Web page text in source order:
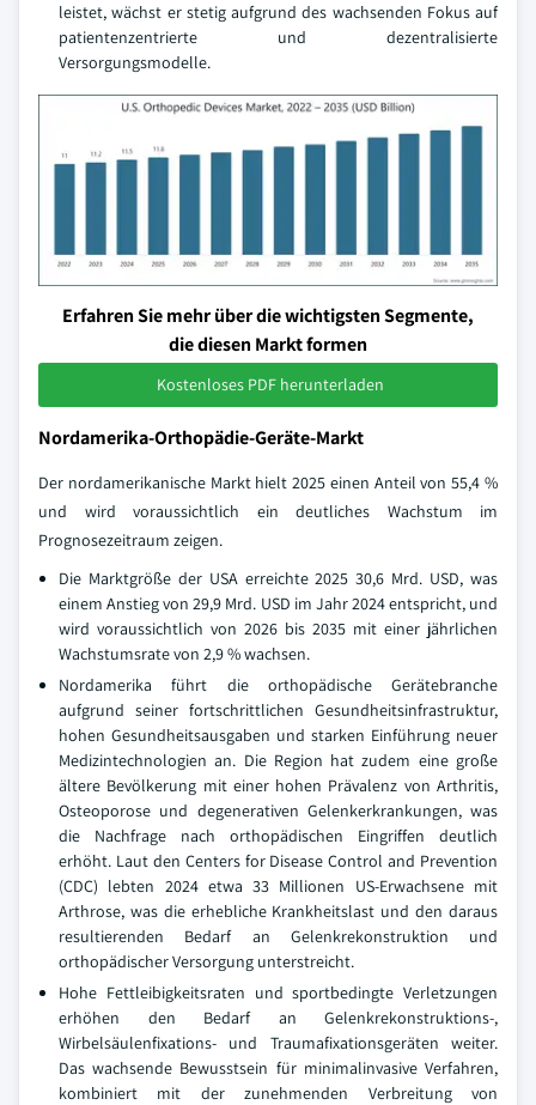
leistet, wächst er stetig aufgrund des wachsenden Fokus auf
patientenzentrierte und dezentralisierte
Versorgungsmodelle.
Erfahren Sie mehr über die wichtigsten Segmente,
die diesen Markt formen
Kostenloses PDF herunterladen
Nordamerika-Orthopädie-Geräte-Markt
Der nordamerikanische Markt hielt 2025 einen Anteil von 55,4 %
und wird voraussichtlich ein deutliches Wachstum im
Prognosezeitraum zeigen.
Die Marktgröße der USA erreichte 2025 30,6 Mrd. USD, was
einem Anstieg von 29,9 Mrd. USD im Jahr 2024 entspricht, und
wird voraussichtlich von 2026 bis 2035 mit einer jährlichen
Wachstumsrate von 2,9 % wachsen.
Nordamerika führt die orthopädische Gerätebranche
aufgrund seiner fortschrittlichen Gesundheitsinfrastruktur,
hohen Gesundheitsausgaben und starken Einführung neuer
Medizintechnologien an. Die Region hat zudem eine große
ältere Bevölkerung mit einer hohen Prävalenz von Arthritis,
Osteoporose und degenerativen Gelenkerkrankungen, was
die Nachfrage nach orthopädischen Eingriffen deutlich
erhöht. Laut den Centers for Disease Control and Prevention
(CDC) lebten 2024 etwa 33 Millionen US-Erwachsene mit
Arthrose, was die erhebliche Krankheitslast und den daraus
resultierenden Bedarf an Gelenkrekonstruktion und
orthopädischer Versorgung unterstreicht.
Hohe Fettleibigkeitsraten und sportbedingte Verletzungen
erhöhen den Bedarf an Gelenkrekonstruktions-,
Wirbelsäulenfixations- und Traumafixationsgeräten weiter.
Das wachsende Bewusstsein für minimalinvasive Verfahren,
kombiniert mit der zunehmenden Verbreitung von